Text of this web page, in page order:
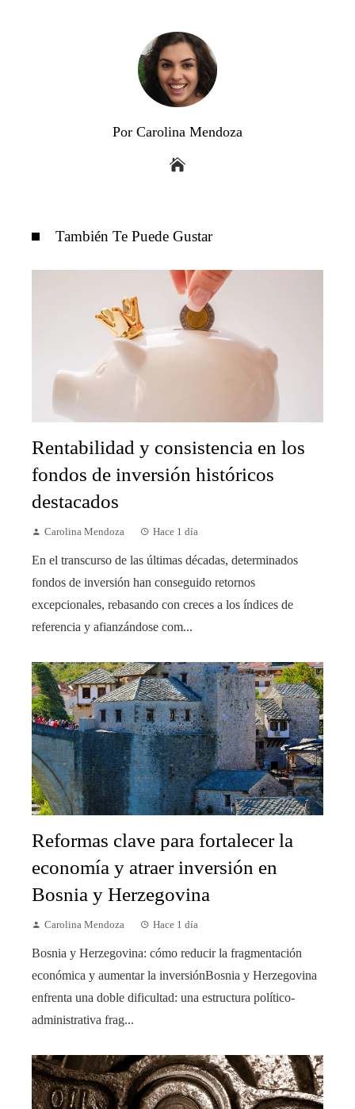
Por Carolina Mendoza
También Te Puede Gustar
Rentabilidad y consistencia en los
fondos de inversión históricos
destacados
Carolina Mendoza Hace 1 día
En el transcurso de las últimas décadas, determinados
fondos de inversión han conseguido retornos
excepcionales, rebasando con creces a los índices de
referencia y afianzándose com...
Reformas clave para fortalecer la
economía y atraer inversión en
Bosnia y Herzegovina
Carolina Mendoza Hace 1 día
Bosnia y Herzegovina: cómo reducir la fragmentación
económica y aumentar la inversiónBosnia y Herzegovina
enfrenta una doble dificultad: una estructura político-
administrativa frag...